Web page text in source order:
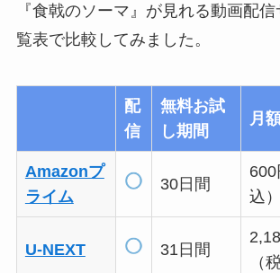
『食戟のソーマ』が見れる動画配
覧表で比較してみました。
配
信
無料お試
し期間
月
Amazonプ
ライム
30日間
込）
U-NEXT 31日間
（